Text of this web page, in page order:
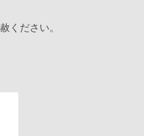
ください。